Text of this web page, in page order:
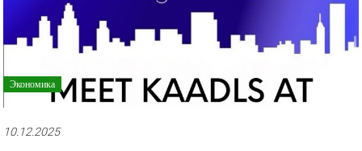
Экономика
10.12.2025